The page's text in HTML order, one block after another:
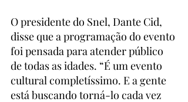
O presidente do Snel, Dante Cid,
disse que a programação do evento
foi pensada para atender público
de todas as idades. “É um evento
cultural completíssimo. E a gente
está buscando torná-lo cada vez